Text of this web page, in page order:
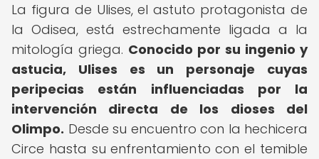
La figura de Ulises, el astuto protagonista de
la Odisea, está estrechamente ligada a la
mitología griega. Conocido por su ingenio y
astucia, Ulises es un personaje cuyas
peripecias están influenciadas por la
intervención directa de los dioses del
Olimpo. Desde su encuentro con la hechicera
Circe hasta su enfrentamiento con el temible